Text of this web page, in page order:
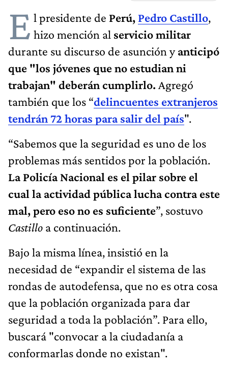
E l presidente de Perú, Pedro Castillo,
hizo mención al servicio militar
durante su discurso de asunción yanticipó
que "los jóvenes que no estudian ni
trabajan" deberán cumplirlo. Agregó
también que los “delincuentes extranjeros
tendrán 72 horas para salir del país".
“Sabemos que la seguridad es uno de los
problemas más sentidos por la población.
La Policía Nacional es el pilar sobre el
cual la actividad pública lucha contra este
mal, pero eso no es suficiente”, sostuvo
Castillo a continuación.
Bajo la misma línea, insistió en la
necesidad de “expandir el sistema de las
rondas de autodefensa, que no es otra cosa
que la población organizada para dar
seguridad a toda la población”. Para ello,
buscará "convocar a la ciudadanía a
conformarlas donde no existan".